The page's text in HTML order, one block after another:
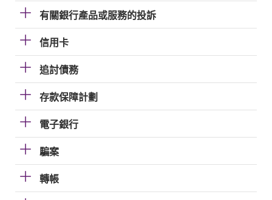
有關銀行產品或服務的投訴
信用卡
追討債務
存款保障計劃
電子銀行
騙案
轉帳